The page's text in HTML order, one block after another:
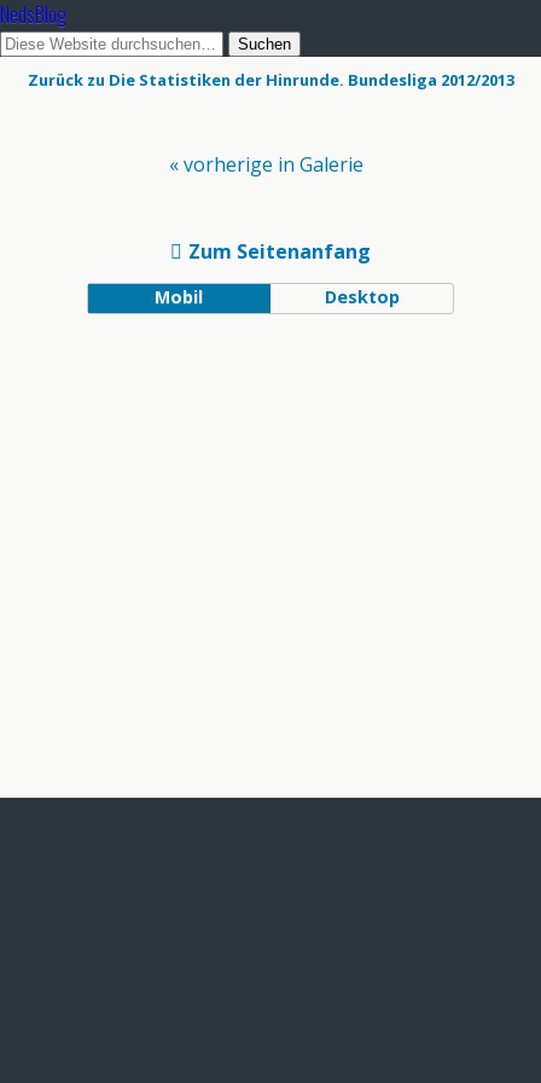
NedsBlog
Zurück zu Die Statistiken der Hinrunde. Bundesliga 2012/2013
« vorherige in Galerie
Zum Seitenanfang
Mobil Desktop